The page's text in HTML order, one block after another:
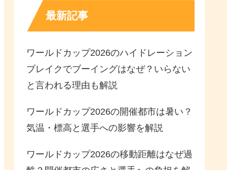
最新記事
ワールドカップ2026のハイドレーション
ブレイクでブーイングはなぜ？いらない
と言われる理由も解説
ワールドカップ2026の開催都市は暑い？
気温・標高と選手への影響を解説
ワールドカップ2026の移動距離はなぜ過